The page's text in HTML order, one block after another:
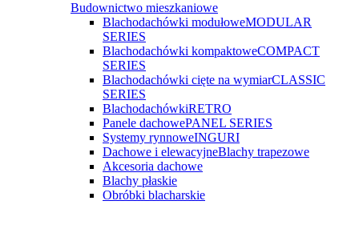
Budownictwo mieszkaniowe
Blachodachówki modułoweMODULAR
SERIES
Blachodachówki kompaktoweCOMPACT
SERIES
Blachodachówki cięte na wymiarCLASSIC
SERIES
BlachodachówkiRETRO
Panele dachowePANEL SERIES
Systemy rynnoweINGURI
Dachowe i elewacyjneBlachy trapezowe
Akcesoria dachowe
Blachy płaskie
Obróbki blacharskie